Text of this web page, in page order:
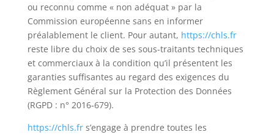
ou reconnu comme « non adéquat » par la
Commission européenne sans en informer
préalablement le client. Pour autant, https://chls.fr
reste libre du choix de ses sous-traitants techniques
et commerciaux à la condition qu’il présentent les
garanties suffisantes au regard des exigences du
Règlement Général sur la Protection des Données
(RGPD : n° 2016-679).
https://chls.frs’engage à prendre toutes les